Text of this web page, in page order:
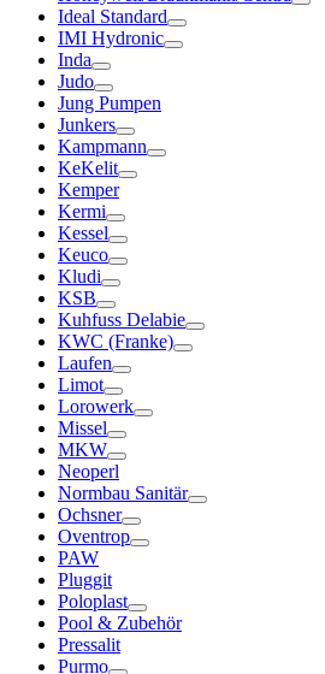
Ideal Standard
IMI Hydronic
Inda
Judo
Jung Pumpen
Junkers
Kampmann
KeKelit
Kemper
Kermi
Kessel
Keuco
Kludi
KSB
Kuhfuss Delabie
KWC (Franke)
Laufen
Limot
Lorowerk
Missel
MKW
Neoperl
Normbau Sanitär
Ochsner
Oventrop
PAW
Pluggit
Poloplast
Pool & Zubehör
Pressalit
Purmo